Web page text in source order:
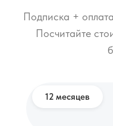
Подписка +
Посчитайте
12 месяцев